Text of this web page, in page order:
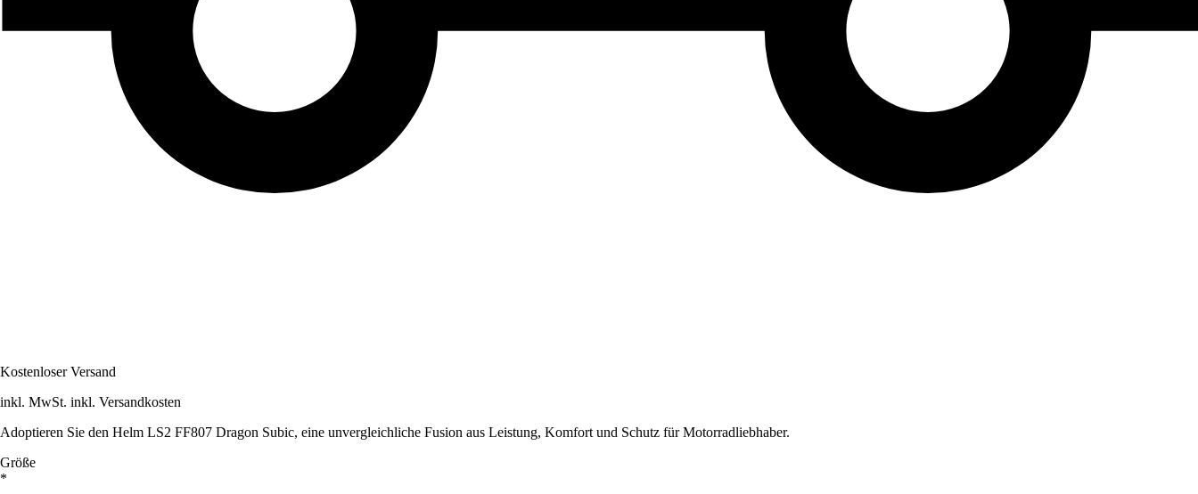
Kostenloser Versand
inkl. MwSt. inkl. Versandkosten
Adoptieren Sie den Helm LS2 FF807 Dragon Subic, eine unvergleichliche Fusion aus Leistung, Komfort und Schutz für Motorradliebhaber.
Größe
*